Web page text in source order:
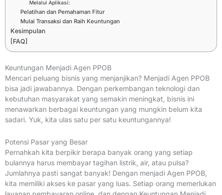
Melalui Aplikasi:
Pelatihan dan Pemahaman Fitur
Mulai Transaksi dan Raih Keuntungan
Kesimpulan
[FAQ]
Keuntungan Menjadi Agen PPOB
Mencari peluang bisnis yang menjanjikan? Menjadi Agen PPOB
bisa jadi jawabannya. Dengan perkembangan teknologi dan
kebutuhan masyarakat yang semakin meningkat, bisnis ini
menawarkan berbagai keuntungan yang mungkin belum kita
sadari. Yuk, kita ulas satu per satu keuntungannya!
Potensi Pasar yang Besar
Pernahkah kita berpikir berapa banyak orang yang setiap
bulannya harus membayar tagihan listrik, air, atau pulsa?
Jumlahnya pasti sangat banyak! Dengan menjadi Agen PPOB,
kita memiliki akses ke pasar yang luas. Setiap orang memerlukan